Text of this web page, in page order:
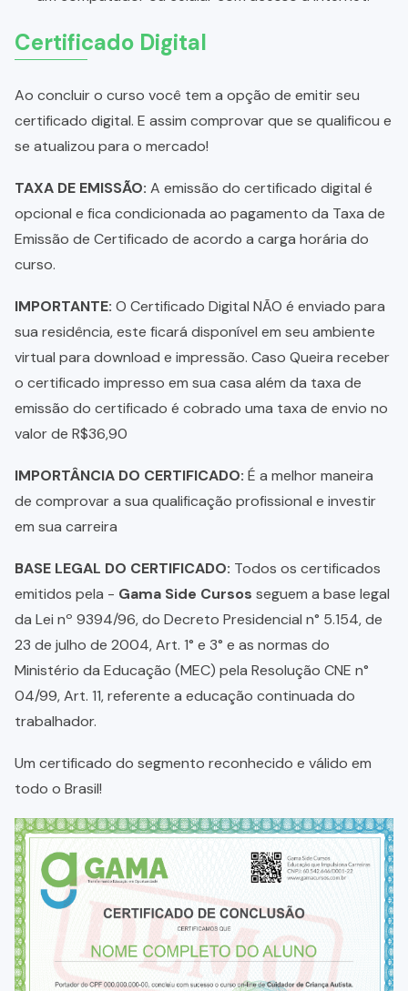
Certificado Digital
Ao concluir o curso você tem a opção de emitir seu
certificado digital. E assim comprovar que se qualificou e
se atualizou para o mercado!
TAXA DE EMISSÃO: A emissão do certificado digital é
opcional e fica condicionada ao pagamento da Taxa de
Emissão de Certificado de acordo a carga horária do
curso.
IMPORTANTE: O Certificado Digital NÃO é enviado para
sua residência, este ficará disponível em seu ambiente
virtual para download e impressão. Caso Queira receber
o certificado impresso em sua casa além da taxa de
emissão do certificado é cobrado uma taxa de envio no
valor de R$36,90
IMPORTÂNCIA DO CERTIFICADO: É a melhor maneira
de comprovar a sua qualificação profissional e investir
em sua carreira
BASE LEGAL DO CERTIFICADO: Todos os certificados
emitidos pela - Gama Side Cursos seguem a base legal
da Lei nº 9394/96, do Decreto Presidencial n° 5.154, de
23 de julho de 2004, Art. 1° e 3° e as normas do
Ministério da Educação (MEC) pela Resolução CNE n°
04/99, Art. 11, referente a educação continuada do
trabalhador.
Um certificado do segmento reconhecido e válido em
todo o Brasil!